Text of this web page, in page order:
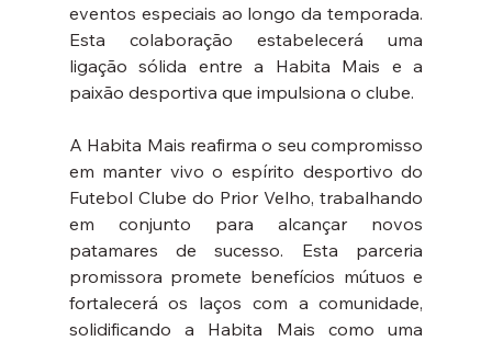
eventos especiais ao longo da temporada.
Esta colaboração estabelecerá uma
ligação sólida entre a Habita Mais e a
paixão desportiva que impulsiona o clube.
A Habita Mais reafirma o seu compromisso
em manter vivo o espírito desportivo do
Futebol Clube do Prior Velho, trabalhando
em conjunto para alcançar novos
patamares de sucesso. Esta parceria
promissora promete benefícios mútuos e
fortalecerá os laços com a comunidade,
solidificando a Habita Mais como uma